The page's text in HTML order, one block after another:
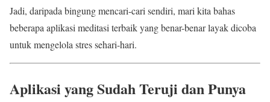
Jadi, daripada bingung mencari-cari sendiri, mari kita bahas
beberapa aplikasi meditasi terbaik yang benar-benar layak dicoba
untuk mengelola stres sehari-hari.
Aplikasi yang Sudah Teruji dan Punya